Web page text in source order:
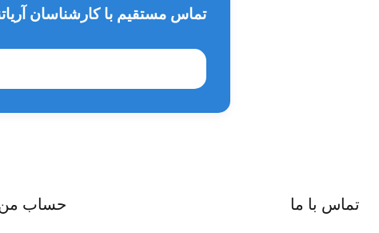
تماس مستقیم با کارشناسان
تماس با ما حساب